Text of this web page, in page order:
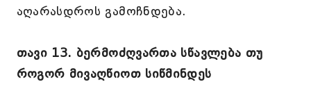
აღარასდროს გამოჩნდება.
თავი 13. ბერმოძღვართა სწავლება თუ
როგორ მივაღწიოთ სიწმინდეს